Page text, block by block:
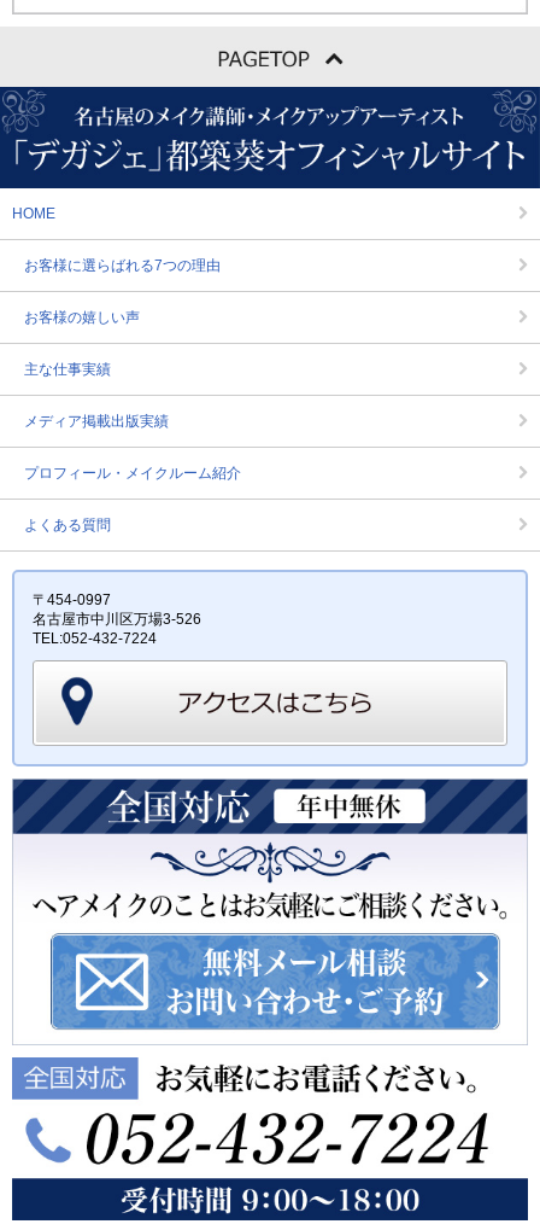
HOME
お客様に選らばれる7つの理由
お客様の嬉しい声
主な仕事実績
メディア掲載出版実績
プロフィール・メイクルーム紹介
よくある質問
〒454-0997
名古屋市中川区万場3-526
TEL:052-432-7224